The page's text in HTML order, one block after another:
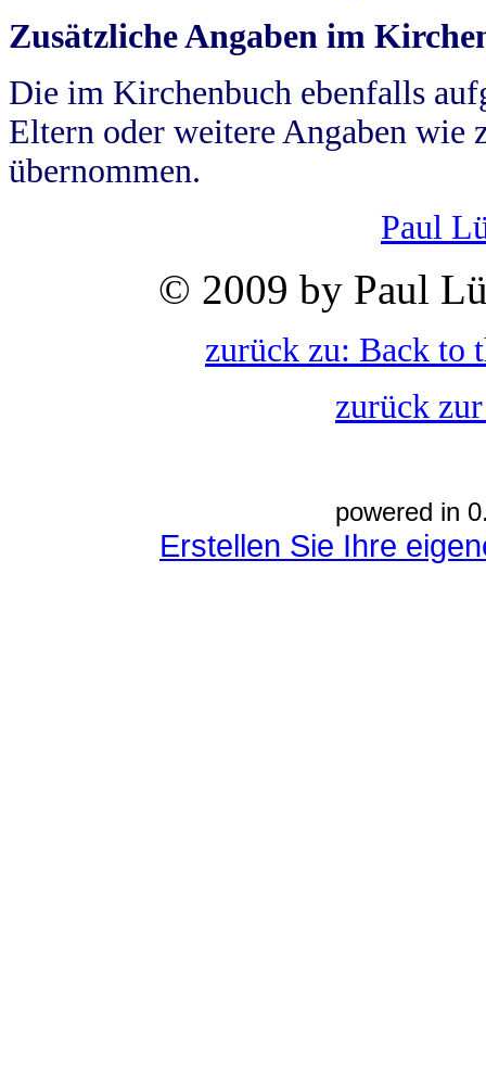
Zusätzliche Angaben im
Die im Kirchenbuch ebenfalls
Eltern oder weitere Angaben wie
übernommen.
Paul
© 2009 by Paul
zurück zu: Back to
zurück
powered in
Erstellen Sie Ihre